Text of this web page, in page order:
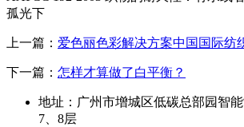
孤光下
上一篇： 爱色丽色彩解决方案中国国际纺
下一篇： 怎样才算做了白平衡？
地址：广州市增城区低碳总部园智能
7、8层